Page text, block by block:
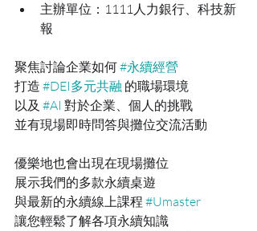
主辦單位：1111人力銀行、科技新
報
聚焦討論企業如何 #永續經營
打造 #DEI多元共融 的職場環境
以及 #AI 對於企業、個人的挑戰
並有現場即時問答與攤位交流活動
優樂地也會出現在現場攤位
展示我們的多款永續桌遊
與最新的永續線上課程 #Umaster
讓您輕鬆了解各項永續知識